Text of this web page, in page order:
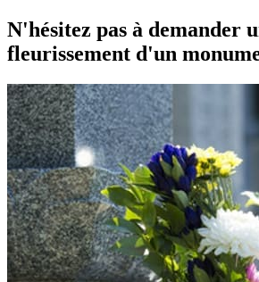
N'hésitez pas à demander
fleurissement d'un